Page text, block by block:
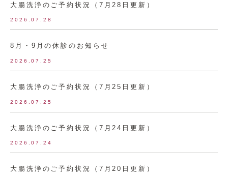
大腸洗浄のご予約状況（7月28日更新）
2026.07.28
8月・9月の休診のお知らせ
2026.07.25
大腸洗浄のご予約状況（7月25日更新）
2026.07.25
大腸洗浄のご予約状況（7月24日更新）
2026.07.24
大腸洗浄のご予約状況（7月20日更新）